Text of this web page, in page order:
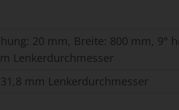
20 mm, Breite: 800 mm, 9°
Lenkerdurchmesser
mm Lenkerdurchmesser